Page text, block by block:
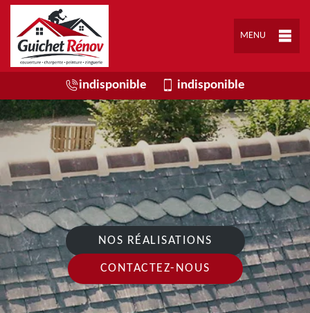
MENU
indisponible indisponible
NOS RÉALISATIONS
CONTACTEZ-NOUS